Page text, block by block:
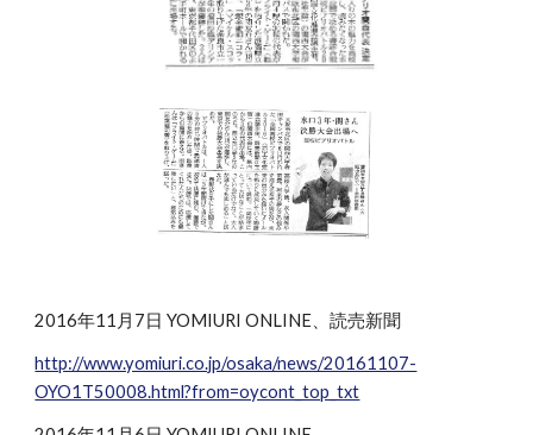
2016年11月7日 YOMIURI ONLINE、読売新聞
http://www.yomiuri.co.jp/osaka/news/20161107-
OYO1T50008.html?from=oycont_top_txt